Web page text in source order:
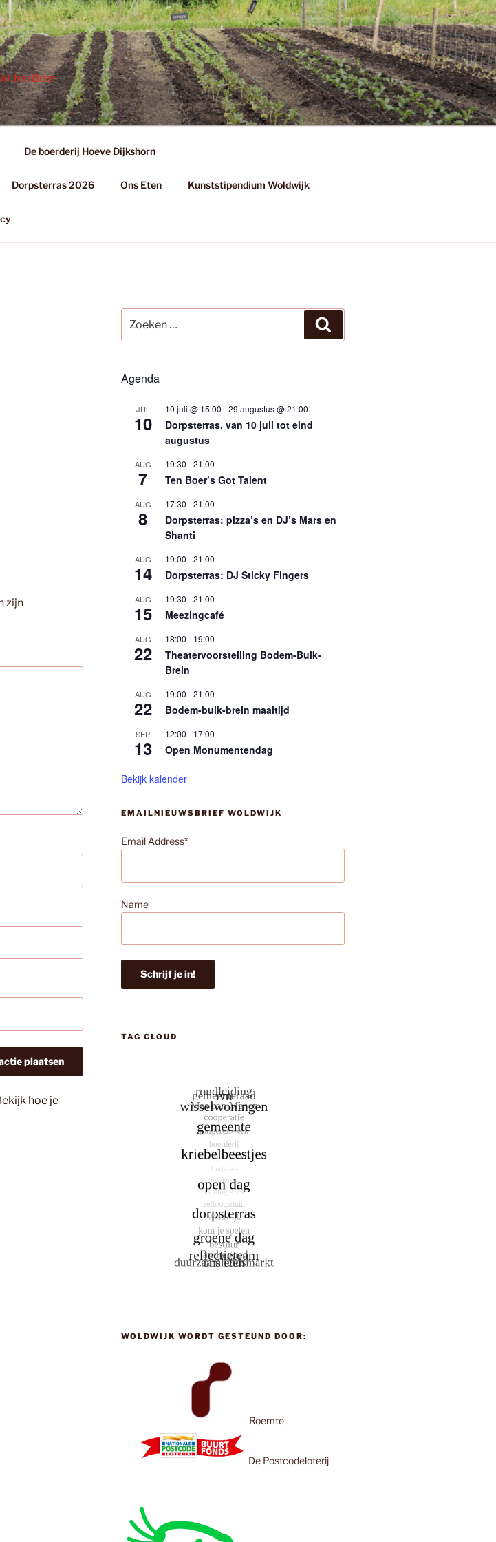
Ten Boer
De boerderij Hoeve Dijkshorn
Dorpsterras 2026 Ons Eten Kunststipendium Woldwijk
zijn
hoe je
naar:
Agenda
JUL
10
10 juli @ 15:00 -29 augustus @ 21:00
Dorpsterras, van 10 juli tot eind
augustus
AUG
7
19:30 -21:00
Ten Boer’s Got Talent
AUG
8
17:30 -21:00
Dorpsterras: pizza’s en DJ’s Mars en
Shanti
AUG
14
19:00 -21:00
Dorpsterras: DJ Sticky Fingers
AUG
15
19:30 -21:00
Meezingcafé
AUG
22
18:00 - 19:00
Theatervoorstelling Bodem-Buik-
Brein
AUG
22
19:00 -21:00
Bodem-buik-brein maaltijd
SEP
13
12:00 - 17:00
Open Monumentendag
Bekijk kalender
EMAILNIEUWSBRIEF WOLDWIJK
Email Address*
Name
TAG CLOUD
WOLDWIJK WORDT GESTEUND DOOR:
Roemte
De Postcodeloterij